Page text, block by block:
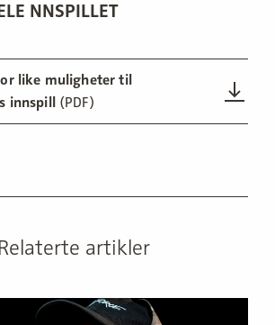
NNSPILLET
like muligheter til
innspill(PDF)
Relaterte artikler